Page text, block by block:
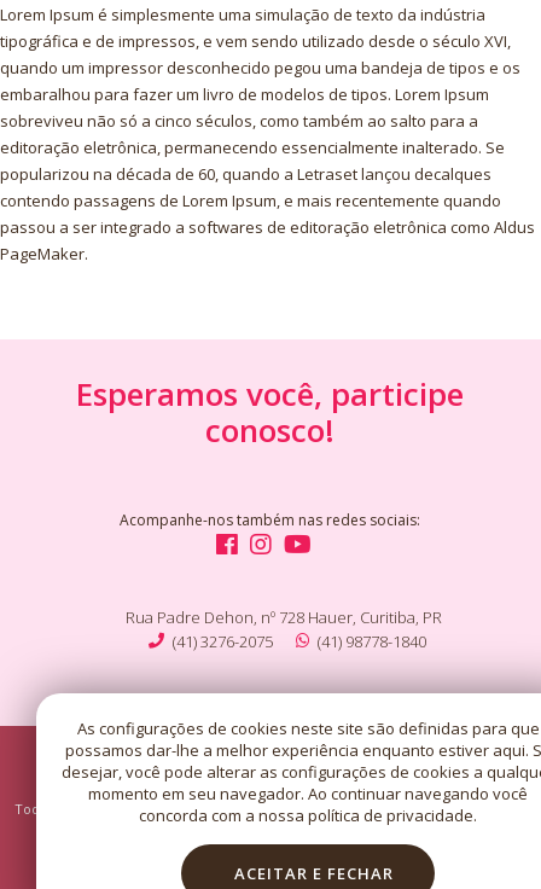
As configurações de cookies neste site são definidas para que
possamos dar-lhe a melhor experiência enquanto estiver aqui.
desejar, você pode alterar as configurações de cookies a
momento em seu navegador. Ao continuar navegando você
concorda com a nossa política de privacidade.
ACEITAR E FECHAR
Lorem Ipsum é simplesmente uma simulação de texto da indústria
tipográfica e de impressos, e vem sendo utilizado desde o século XVI,
quando um impressor desconhecido pegou uma bandeja de tipos e os
embaralhou para fazer um livro de modelos de tipos. Lorem Ipsum
sobreviveu não só a cinco séculos, como também ao salto para a
editoração eletrônica, permanecendo essencialmente inalterado. Se
popularizou na década de 60, quando a Letraset lançou decalques
contendo passagens de Lorem Ipsum, e mais recentemente quando
passou a ser integrado a softwares de editoração eletrônica como Aldus
PageMaker.
Esperamos você, participe
conosco!
Acompanhe-nos também nas redes sociais:
Rua Padre Dehon, nº 728 Hauer, Curitiba, PR
(41) 3276-2075
(41) 98778-1840
Copyright © 2026 - Santuário Santa Rita de Cássia - Curitiba/PR.
Todos os direitos reservados, navegando no site você aceita a nossapolítica de
.
Desenvolvido com por